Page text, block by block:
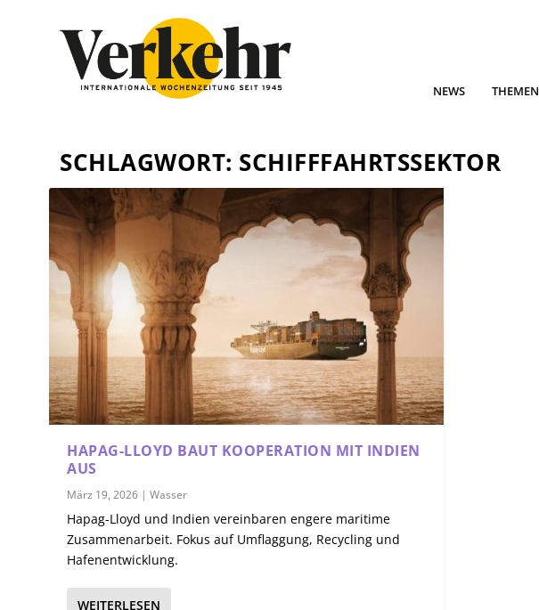
NEWS THEMEN
SCHLAGWORT: SCHIFFFAHRTSSEKTOR
HAPAG-LLOYD BAUT KOOPERATION MIT INDIEN
AUS
März 19, 2026 |Wasser
Hapag-Lloyd und Indien vereinbaren engere maritime
Zusammenarbeit. Fokus auf Umflaggung, Recycling und
Hafenentwicklung.
WEITERLESEN